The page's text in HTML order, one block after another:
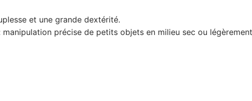
et une grande dextérité.
précise de petits objets en milieu sec ou